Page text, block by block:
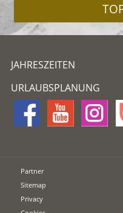
JAHRESZEITEN
URLAUBSPLANUNG
Partner
Sitemap
Privacy